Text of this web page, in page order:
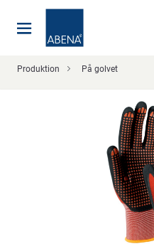
Produktion På golvet